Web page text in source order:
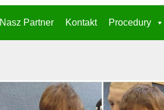
Nasz Partner Kontakt Procedury